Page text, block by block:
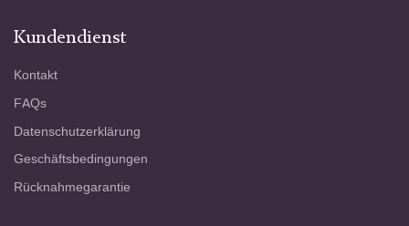
Kundendienst
Kontakt
FAQs
Datenschutzerklärung
Geschäftsbedingungen
Rücknahmegarantie